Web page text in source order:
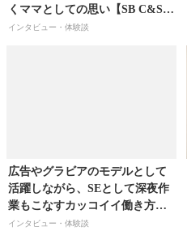
くママとしての思い【SB C&S株
式会社 広報/福島里奈さん】
インタビュー・体験談
広告やグラビアのモデルとして
活躍しながら、SEとして深夜作
業もこなすカッコイイ働き方！
【東京のフリーモデル、SE／山
インタビュー・体験談